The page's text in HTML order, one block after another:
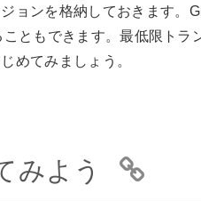
ョンを格納しておきます。
ともできます。最低限トラ
めてみましょう。
みよう